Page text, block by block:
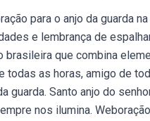
para o anjo da guarda
e lembrança de
brasileira que combina
todas as horas, amigo de
guarda. Santo anjo do
nos ilumina.